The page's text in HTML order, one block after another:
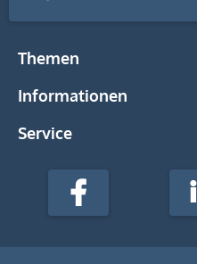
Themen
Informationen
Service
stempel-
Media
Facebook